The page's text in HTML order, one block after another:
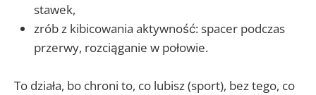
stawek,
zrób z kibicowania aktywność: spacer podczas
przerwy, rozciąganie w połowie.
To działa, bo chroni to, co lubisz (sport), bez tego, co